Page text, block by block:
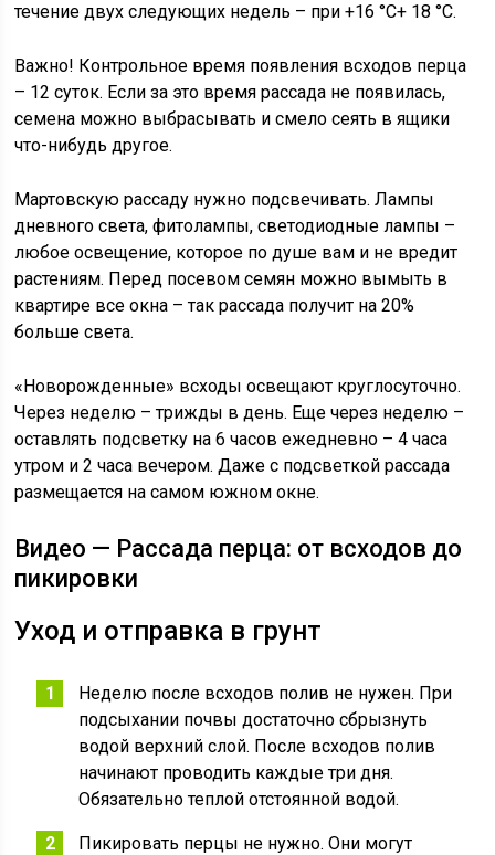
течение двух следующих недель – при +16 °С+ 18 °С.
Важно! Контрольное время появления всходов перца
– 12 суток. Если за это время рассада не появилась,
семена можно выбрасывать и смело сеять в ящики
что-нибудь другое.
Мартовскую рассаду нужно подсвечивать. Лампы
дневного света, фитолампы, светодиодные лампы –
любое освещение, которое по душе вам и не вредит
растениям. Перед посевом семян можно вымыть в
квартире все окна – так рассада получит на 20%
больше света.
«Новорожденные» всходы освещают круглосуточно.
Через неделю – трижды в день. Еще через неделю –
оставлять подсветку на 6 часов ежедневно – 4 часа
утром и 2 часа вечером. Даже с подсветкой рассада
размещается на самом южном окне.
Видео — Рассада перца: от всходов до
пикировки
Уход и отправка в грунт
Неделю после всходов полив не нужен. При
подсыхании почвы достаточно сбрызнуть
водой верхний слой. После всходов полив
начинают проводить каждые три дня.
Обязательно теплой отстоянной водой.
Пикировать перцы не нужно. Они могут